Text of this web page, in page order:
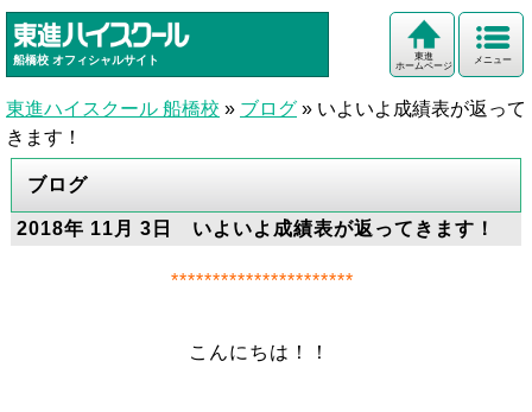
船橋校 オフィシャルサイト メニュー
東進
ホームページ
東進ハイスクール 船橋校 » ブログ » いよいよ成績表が返って
きます！
ブログ
2018年 11月 3日 いよいよ成績表が返ってきます！
**********************
こんにちは！！